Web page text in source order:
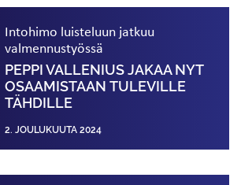
Intohimo luisteluun jatkuu
valmennustyössä
PEPPI VALLENIUS JAKAA NYT
OSAAMISTAAN TULEVILLE
TÄHDILLE
2. JOULUKUUTA 2024